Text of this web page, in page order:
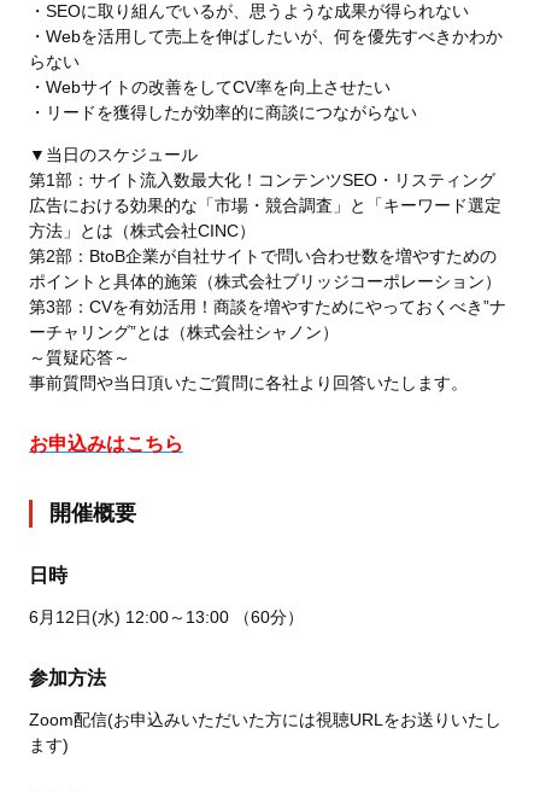
・SEOに取り組んでいるが、思うような成果が得られない
・Webを活用して売上を伸ばしたいが、何を優先すべきかわか
らない
・Webサイトの改善をしてCV率を向上させたい
・リードを獲得したが効率的に商談につながらない
▼当日のスケジュール
第1部：サイト流入数最大化！コンテンツSEO・リスティング
広告における効果的な「市場・競合調査」と「キーワード選定
方法」とは（株式会社CINC）
第2部：BtoB企業が自社サイトで問い合わせ数を増やすための
ポイントと具体的施策（株式会社ブリッジコーポレーション）
第3部：CVを有効活用！商談を増やすためにやっておくべき”ナ
ーチャリング”とは（株式会社シャノン）
～質疑応答～
事前質問や当日頂いたご質問に各社より回答いたします。
お申込みはこちら
開催概要
日時
6月12日(水) 12:00～13:00 （60分）
参加方法
Zoom配信(お申込みいただいた方には視聴URLをお送りいたし
ます)